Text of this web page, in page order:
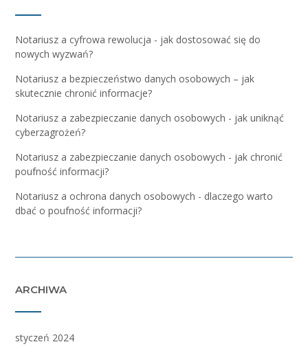
Notariusz a cyfrowa rewolucja - jak dostosować się do
nowych wyzwań?
Notariusz a bezpieczeństwo danych osobowych – jak
skutecznie chronić informacje?
Notariusz a zabezpieczanie danych osobowych - jak uniknąć
cyberzagrożeń?
Notariusz a zabezpieczanie danych osobowych - jak chronić
poufność informacji?
Notariusz a ochrona danych osobowych - dlaczego warto
dbać o poufność informacji?
ARCHIWA
styczeń 2024